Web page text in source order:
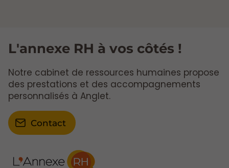
L'annexe RH à vos côtés !
Notre cabinet de ressources humaines propose
des prestations et des accompagnements
personnalisés à Anglet.
Contact